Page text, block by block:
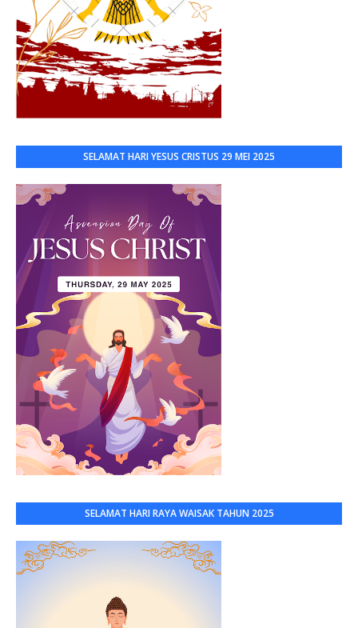
SELAMAT HARI YESUS CRISTUS 29 MEI 2025
SELAMAT HARI RAYA WAISAK TAHUN 2025